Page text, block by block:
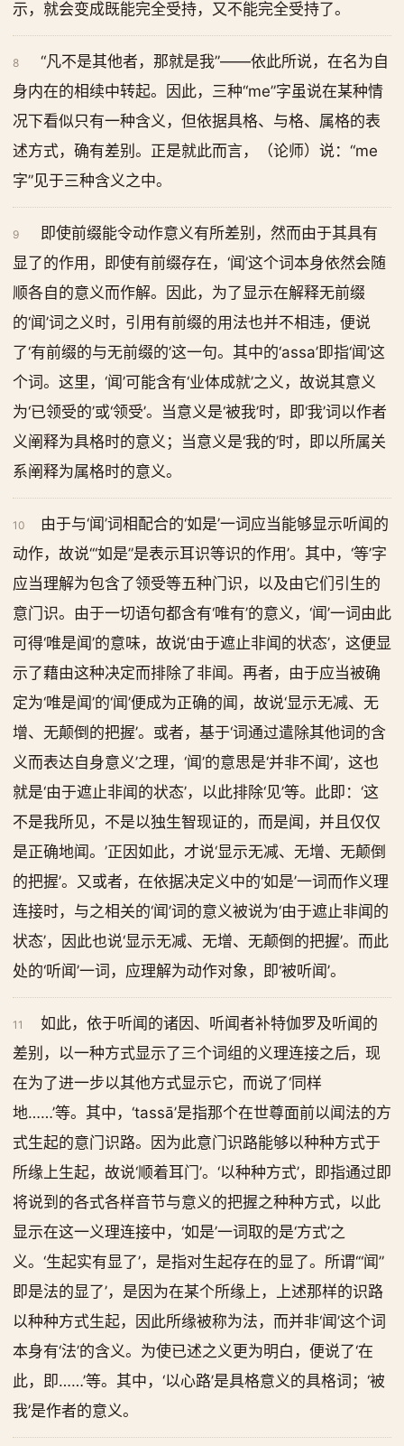
示，就会变成既能完全受持，又不能完全受持了。
8
“凡不是其他者，那就是我”——依此所说，在名为自
身内在的相续中转起。因此，三种“me”字虽说在某种情
况下看似只有一种含义，但依据具格、与格、属格的表
述方式，确有差别。正是就此而言，（论师）说：“me
字”见于三种含义之中。
9
即使前缀能令动作意义有所差别，然而由于其具有
显了的作用，即使有前缀存在，‘闻’这个词本身依然会随
顺各自的意义而作解。因此，为了显示在解释无前缀
的‘闻’词之义时，引用有前缀的用法也并不相违，便说
了‘有前缀的与无前缀的’这一句。其中的‘assa’即指‘闻’这
个词。这里，‘闻’可能含有‘业体成就’之义，故说其意义
为‘已领受的’或‘领受’。当意义是‘被我’时，即‘我’词以作者
义阐释为具格时的意义；当意义是‘我的’时，即以所属关
系阐释为属格时的意义。
10
由于与‘闻’词相配合的‘如是’一词应当能够显示听闻的
动作，故说‘“如是”是表示耳识等识的作用’。其中，‘等’字
应当理解为包含了领受等五种门识，以及由它们引生的
意门识。由于一切语句都含有‘唯有’的意义，‘闻’一词由此
可得‘唯是闻’的意味，故说‘由于遮止非闻的状态’，这便显
示了藉由这种决定而排除了非闻。再者，由于应当被确
定为‘唯是闻’的‘闻’便成为正确的闻，故说‘显示无减、无
增、无颠倒的把握’。或者，基于‘词通过遣除其他词的含
义而表达自身意义’之理，‘闻’的意思是‘并非不闻’，这也
就是‘由于遮止非闻的状态’，以此排除‘见’等。此即：‘这
不是我所见，不是以独生智现证的，而是闻，并且仅仅
是正确地闻。’正因如此，才说‘显示无减、无增、无颠倒
的把握’。又或者，在依据决定义中的‘如是’一词而作义理
连接时，与之相关的‘闻’词的意义被说为‘由于遮止非闻的
状态’，因此也说‘显示无减、无增、无颠倒的把握’。而此
处的‘听闻’一词，应理解为动作对象，即‘被听闻’。
11
如此，依于听闻的诸因、听闻者补特伽罗及听闻的
差别，以一种方式显示了三个词组的义理连接之后，现
在为了进一步以其他方式显示它，而说了‘同样
地……’等。其中，‘tassā’是指那个在世尊面前以闻法的方
式生起的意门识路。因为此意门识路能够以种种方式于
所缘上生起，故说‘顺着耳门’。‘以种种方式’，即指通过即
将说到的各式各样音节与意义的把握之种种方式，以此
显示在这一义理连接中，‘如是’一词取的是‘方式’之
义。‘生起实有显了’，是指对生起存在的显了。所谓‘“闻”
即是法的显了’，是因为在某个所缘上，上述那样的识路
以种种方式生起，因此所缘被称为法，而并非‘闻’这个词
本身有‘法’的含义。为使已述之义更为明白，便说了‘在
此，即……’等。其中，‘以心路’是具格意义的具格词；‘被
我’是作者的意义。